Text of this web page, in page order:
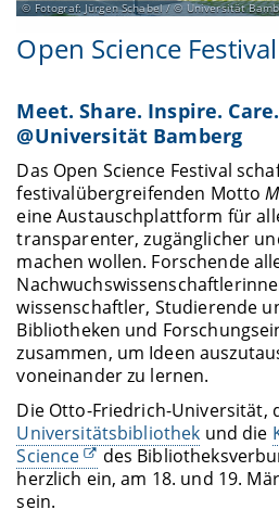
Fotograf: Jürgen Schabel / © Universität
Open Science
Meet. Share. Inspire.
@Universität Bamberg
Das Open Science Festival
festivalübergreifenden Motto
eine Austauschplattform für
transparenter, zugänglicher
machen wollen. Forschende
wissenschaftler, Studierende
Bibliotheken und
zusammen, um Ideen
voneinander zu lernen.
Die Otto-Friedrich-Universität,
Universitätsbibliothek und die
Science
des
herzlich ein, am 18. und 19.
sein.